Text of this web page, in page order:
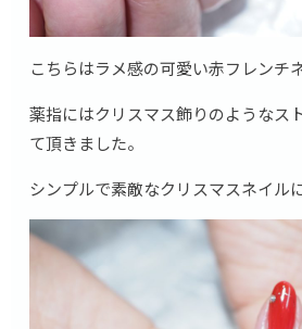
こちらはラメ感の可愛い赤フレンチ
薬指にはクリスマス飾りのようなス
て頂きました。
シンプルで素敵なクリスマスネイル